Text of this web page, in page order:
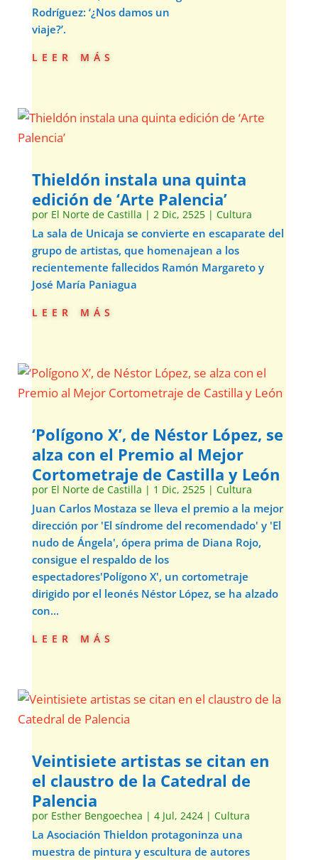
Rodríguez: ‘¿Nos damos un
viaje?’.
leer más
Thieldón instala una quinta
edición de ‘Arte Palencia’
por El Norte de Castilla | 2 Dic, 2525| Cultura
La sala de Unicaja se convierte en escaparate del
grupo de artistas, que homenajean a los
recientemente fallecidos Ramón Margareto y
José María Paniagua
leer más
‘Polígono X’, de Néstor López, se
alza con el Premio al Mejor
Cortometraje de Castilla y León
por El Norte de Castilla | 1 Dic, 2525| Cultura
Juan Carlos Mostaza se lleva el premio a la mejor
dirección por 'El síndrome del recomendado' y 'El
nudo de Ángela', ópera prima de Diana Rojo,
consigue el respaldo de los
espectadores'Polígono X', un cortometraje
dirigido por el leonés Néstor López, se ha alzado
con...
leer más
Veintisiete artistas se citan en
el claustro de la Catedral de
Palencia
por Esther Bengoechea | 4 Jul, 2424| Cultura
La Asociación Thieldon protagoninza una
muestra de pintura y escultura de autores